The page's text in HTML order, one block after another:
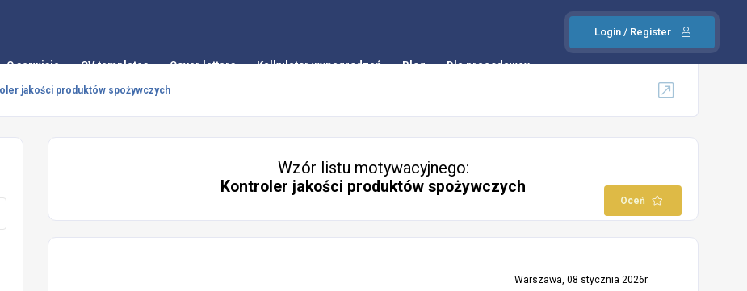
Login / Register
O serwisie CV templates Cover letters Kalkulator wynagrodzeń Blog Dla pracodawcy
jakości produktów spożywczych
Wzór listu motywacyjnego:
Kontroler jakości produktów spożywczych
Oceń
Warszawa, 08 stycznia 2026r.